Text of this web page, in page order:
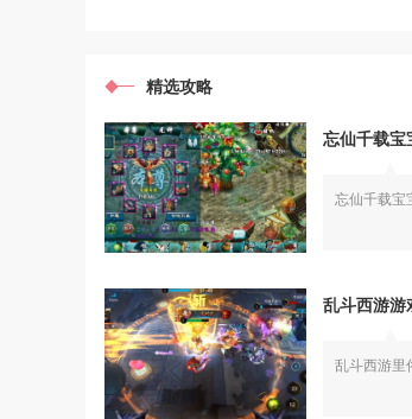
精选攻略
忘仙千载宝
忘仙千载宝
乱斗西游游
乱斗西游里